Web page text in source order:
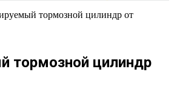
тормозной цилиндр от
тормозной цилиндр